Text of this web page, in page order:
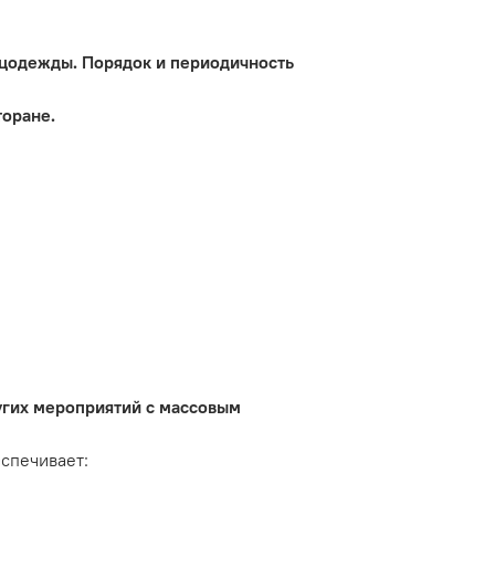
Порядок и периодичность
мероприятий с массовым